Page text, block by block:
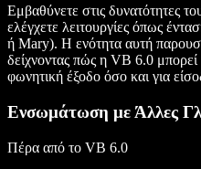
Εμβαθύνετε στις δυνατότητες
ελέγχετε λειτουργίες όπως
ή Mary). Η ενότητα αυτή
δείχνοντας πώς η VB 6.0 μπορεί
φωνητική έξοδο όσο και για
Ενσωμάτωση με Άλλες
Πέρα από το VB 6.0